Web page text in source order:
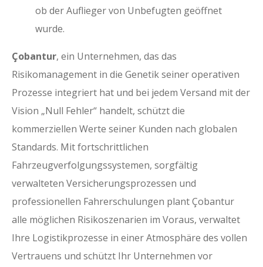
ob der Auflieger von Unbefugten geöffnet
wurde.
Çobantur, ein Unternehmen, das das
Risikomanagement in die Genetik seiner operativen
Prozesse integriert hat und bei jedem Versand mit der
Vision „Null Fehler“ handelt, schützt die
kommerziellen Werte seiner Kunden nach globalen
Standards. Mit fortschrittlichen
Fahrzeugverfolgungssystemen, sorgfältig
verwalteten Versicherungsprozessen und
professionellen Fahrerschulungen plant Çobantur
alle möglichen Risikoszenarien im Voraus, verwaltet
Ihre Logistikprozesse in einer Atmosphäre des vollen
Vertrauens und schützt Ihr Unternehmen vor